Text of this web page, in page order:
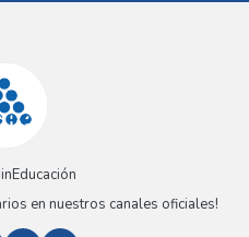
en nuestros canales oficiales!